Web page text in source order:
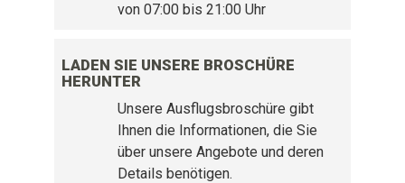
von 07:00 bis 21:00 Uhr
LADEN SIE UNSERE BROSCHÜRE
HERUNTER
Unsere Ausflugsbroschüre gibt
Ihnen die Informationen, die Sie
über unsere Angebote und deren
Details benötigen.